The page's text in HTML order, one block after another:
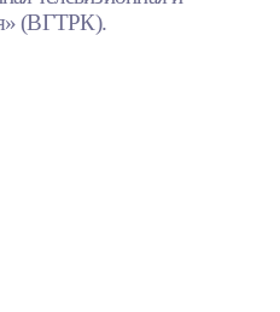
(ВГТРК).